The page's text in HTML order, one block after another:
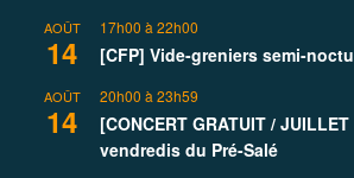
AOÛT
14
17h00 à 22h00
[CFP] Vide-greniers semi-
AOÛT
14
20h00 à 23h59
[CONCERT GRATUIT /
vendredis du Pré-Salé